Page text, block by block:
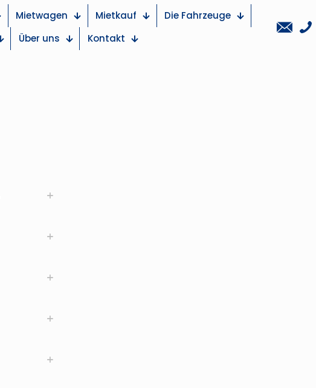
Mietwagen Mietkauf
Die Fahrzeuge
Über uns Kontakt